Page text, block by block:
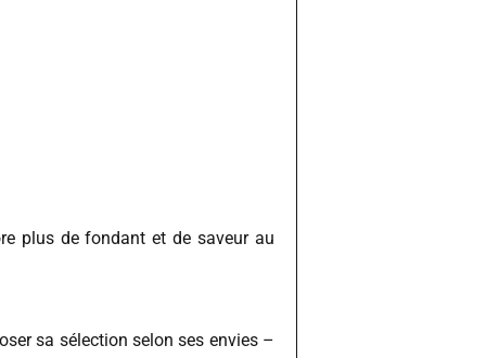
plus de fondant et de saveur au
sa sélection selon ses envies –